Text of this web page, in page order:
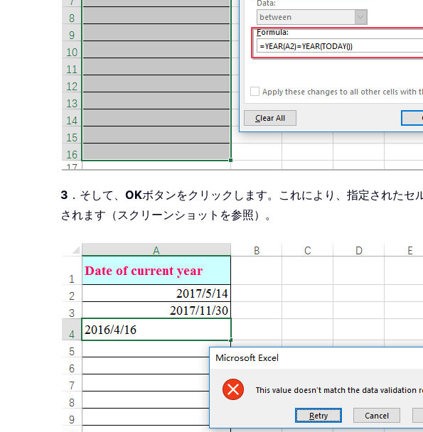
3 ．そして、 OKボタンをクリックします。これにより、指定された
されます（スクリーンショットを参照）。